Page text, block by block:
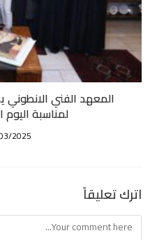
المعهد الفني
لمناسبة اليوم
2025
اترك تعليقاً